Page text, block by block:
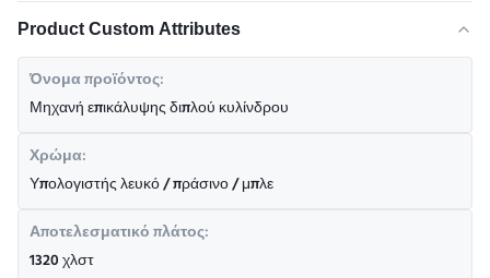
Product Custom Attributes
Όνομα προϊόντος:
Μηχανή επικάλυψης διπλού κυλίνδρου
Χρώμα:
Υπολογιστής λευκό / πράσινο / μπλε
Αποτελεσματικό πλάτος:
1320 χλστ